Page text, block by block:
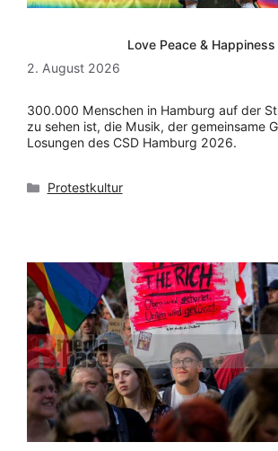
Love Peace & Happiness
2. August 2026
300.000 Menschen in Hamburg auf der
zu sehen ist, die Musik, der gemeinsame
Losungen des CSD Hamburg 2026.
Kategorien
Protestkultur